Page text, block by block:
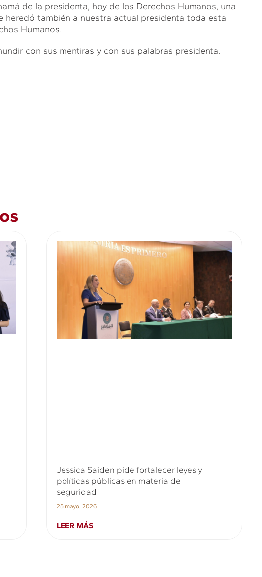
de la presidenta, hoy de los Derechos Humanos, una
heredó también a nuestra actual presidenta toda esta
Humanos.
con sus mentiras y con sus palabras presidenta.
Jessica Saiden pide fortalecer leyes y
políticas públicas en materia de
seguridad
25 mayo, 2026
LEER MÁS